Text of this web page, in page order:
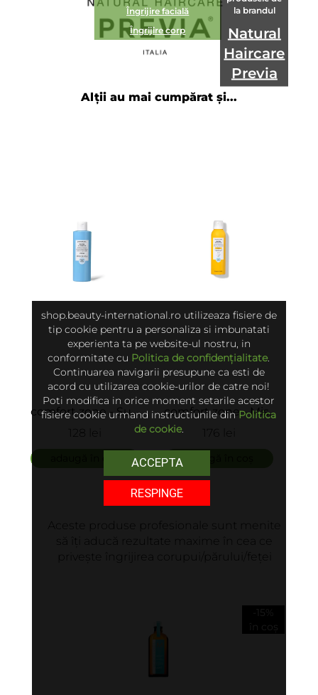
Îngrijire facială
Îngrijire corp
la brandul
Natural
Haircare
Previa
Alții au mai cumpărat și...
comfort zone - Sun
128 lei
comfort zone - Mist
de protecție solară
176 lei
adaugă în coș
Aceste produse profesionale sunt menite
să îți aducă rezultate maxime în cea ce
privește îngrijirea corupui/părului/feței
-15%
în coș
shop.beauty-international.ro utilizeaza fisiere de
tip cookie pentru a personaliza si imbunatati
experienta ta pe website-ul nostru, in
conformitate cu Politica de confidențialitate.
Continuarea navigarii presupune ca esti de
acord cu utilizarea cookie-urilor de catre noi!
Poti modifica in orice moment setarile acestor
fisiere cookie urmand instructiunile dinPolitica
de cookie.
ACCEPTA
RESPINGE